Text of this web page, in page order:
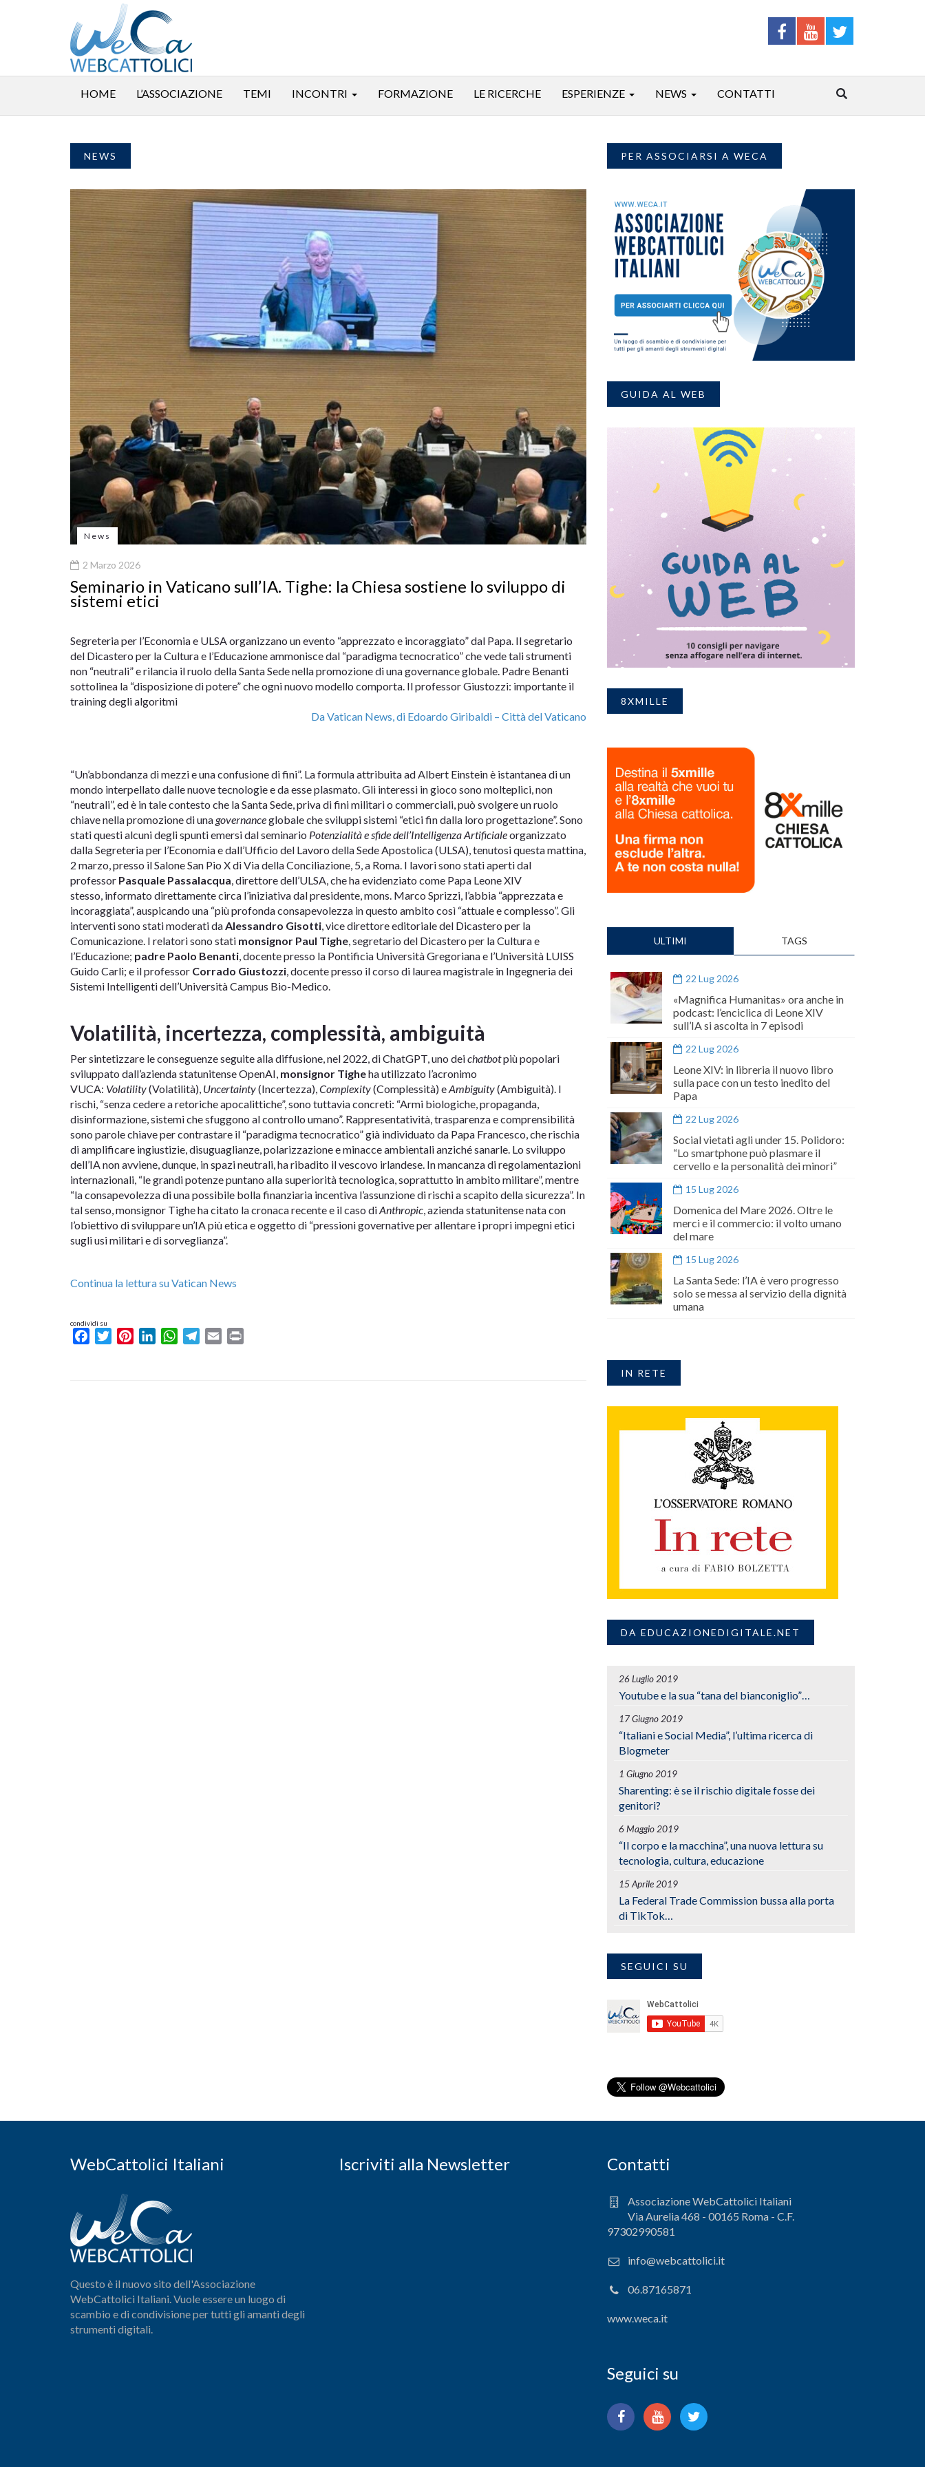
HOME L’ASSOCIAZIONE TEMI INCONTRI FORMAZIONE LE RICERCHE ESPERIENZE NEWS CONTATTI
NEWS
News
2 Marzo 2026
Seminario in Vaticano sull’IA. Tighe: la Chiesa sostiene lo sviluppo di
sistemi etici
Segreteria per l’Economia e ULSA organizzano un evento “apprezzato e incoraggiato” dal Papa. Il segretario
del Dicastero per la Cultura e l’Educazione ammonisce dal “paradigma tecnocratico” che vede tali strumenti
non “neutrali” e rilancia il ruolo della Santa Sede nella promozione di una governance globale. Padre Benanti
sottolinea la “disposizione di potere” che ogni nuovo modello comporta. Il professor Giustozzi: importante il
training degli algoritmi
Da Vatican News, di Edoardo Giribaldi – Città del Vaticano
“Un’abbondanza di mezzi e una confusione di fini”. La formula attribuita ad Albert Einstein è istantanea di un
mondo interpellato dalle nuove tecnologie e da esse plasmato. Gli interessi in gioco sono molteplici, non
“neutrali”, ed è in tale contesto che la Santa Sede, priva di fini militari o commerciali, può svolgere un ruolo
chiave nella promozione di unagovernanceglobale che sviluppi sistemi “etici fin dalla loro progettazione”. Sono
stati questi alcuni degli spunti emersi dal seminario Potenzialità e sfide dell’Intelligenza Artificialeorganizzato
dalla Segreteria per l’Economia e dall’Ufficio del Lavoro della Sede Apostolica (ULSA), tenutosi questa mattina,
2 marzo, presso il Salone San Pio X di Via della Conciliazione, 5, a Roma. I lavori sono stati aperti dal
professor Pasquale Passalacqua , direttore dell’ULSA, che ha evidenziato come Papa Leone XIV
stesso, informato direttamente circa l’iniziativa dal presidente, mons. Marco Sprizzi, l’abbia “apprezzata e
incoraggiata”, auspicando una “più profonda consapevolezza in questo ambito così “attuale e complesso”. Gli
interventi sono stati moderati da Alessandro Gisotti , vice direttore editoriale del Dicastero per la
Comunicazione. I relatori sono stati monsignor Paul Tighe , segretario del Dicastero per la Cultura e
l’Educazione; padre Paolo Benanti , docente presso la Pontificia Università Gregoriana e l’Università LUISS
Guido Carli; e il professor Corrado Giustozzi , docente presso il corso di laurea magistrale in Ingegneria dei
Sistemi Intelligenti dell’Università Campus Bio-Medico.
Volatilità, incertezza, complessità, ambiguità
Per sintetizzare le conseguenze seguite alla diffusione, nel 2022, di ChatGPT, uno deichatbotpiù popolari
sviluppato dall’azienda statunitense OpenAI, monsignor Tigheha utilizzato l’acronimo
VUCA: Volatility(Volatilità), Uncertainty(Incertezza), Complexity(Complessità) eAmbiguity(Ambiguità). I
rischi, “senza cedere a retoriche apocalittiche”, sono tuttavia concreti: “Armi biologiche, propaganda,
disinformazione, sistemi che sfuggono al controllo umano”. Rappresentatività, trasparenza e comprensibilità
sono parole chiave per contrastare il “paradigma tecnocratico” già individuato da Papa Francesco, che rischia
di amplificare ingiustizie, disuguaglianze, polarizzazione e minacce ambientali anziché sanarle. Lo sviluppo
dell’IA non avviene, dunque, in spazi neutrali, ha ribadito il vescovo irlandese. In mancanza di regolamentazioni
internazionali, “le grandi potenze puntano alla superiorità tecnologica, soprattutto in ambito militare”, mentre
“la consapevolezza di una possibile bolla finanziaria incentiva l’assunzione di rischi a scapito della sicurezza”. In
tal senso, monsignor Tighe ha citato la cronaca recente e il caso diAnthropic , azienda statunitense nata con
l’obiettivo di sviluppare un’IA più etica e oggetto di “pressioni governative per allentare i propri impegni etici
sugli usi militari e di sorveglianza”.
Continua la lettura su Vatican News
condividi su
FacebookTwitterPinterestLinkedInWhatsAppTelegram
Email
PER ASSOCIARSI A WECA
GUIDA AL WEB
8XMILLE
ULTIMI TAGS
22 Lug 2026
«Magnifica Humanitas» ora anche in
podcast: l’enciclica di Leone XIV
sull’IA si ascolta in 7 episodi
22 Lug 2026
Leone XIV: in libreria il nuovo libro
sulla pace con un testo inedito del
Papa
22 Lug 2026
Social vietati agli under 15. Polidoro:
“Lo smartphone può plasmare il
cervello e la personalità dei minori”
15 Lug 2026
Domenica del Mare 2026. Oltre le
merci e il commercio: il volto umano
del mare
15 Lug 2026
La Santa Sede: l’IA è vero progresso
solo se messa al servizio della dignità
umana
IN RETE
DA EDUCAZIONEDIGITALE.NET
26 Luglio 2019
Youtube e la sua “tana del bianconiglio”…
17 Giugno 2019
“Italiani e Social Media”, l’ultima ricerca di
Blogmeter
1 Giugno 2019
Sharenting: è se il rischio digitale fosse dei
genitori?
6 Maggio 2019
“Il corpo e la macchina”, una nuova lettura su
tecnologia, cultura, educazione
15 Aprile 2019
La Federal Trade Commission bussa alla porta
di TikTok…
SEGUICI SU
WebCattolici Italiani
Questo è il nuovo sito dell'Associazione
WebCattolici Italiani. Vuole essere un luogo di
scambio e di condivisione per tutti gli amanti degli
strumenti digitali.
Iscriviti alla Newsletter Contatti
Associazione WebCattolici Italiani
Via Aurelia 468 - 00165 Roma - C.F.
97302990581
info@webcattolici.it
06.87165871
www.weca.it
Seguici su